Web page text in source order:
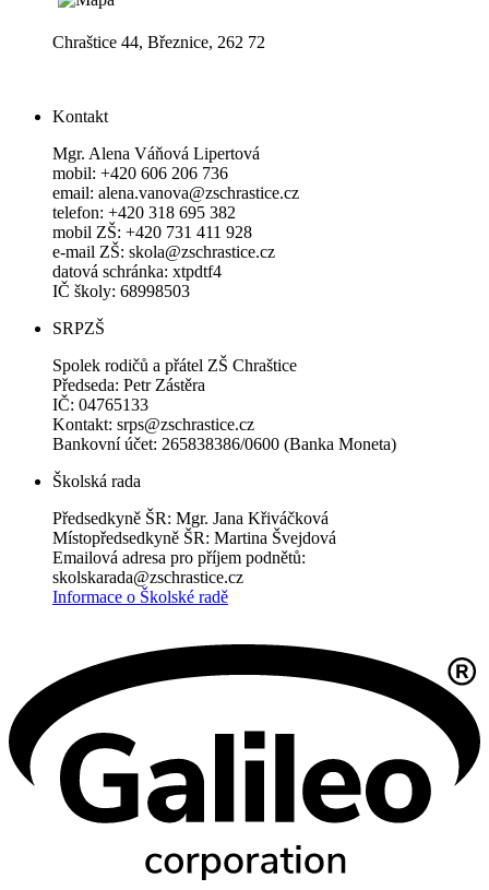
Chraštice 44, Březnice, 262 72
Kontakt
Mgr. Alena Váňová Lipertová
mobil: +420 606 206 736
email: alena.vanova@zschrastice.cz
telefon: +420 318 695 382
mobil ZŠ: +420 731 411 928
e-mail ZŠ: skola@zschrastice.cz
datová schránka: xtpdtf4
IČ školy: 68998503
SRPZŠ
Spolek rodičů a přátel ZŠ Chraštice
Předseda: Petr Zástěra
IČ: 04765133
Kontakt: srps@zschrastice.cz
Bankovní účet: 265838386/0600 (Banka Moneta)
Školská rada
Předsedkyně ŠR: Mgr. Jana Křiváčková
Místopředsedkyně ŠR: Martina Švejdová
Emailová adresa pro příjem podnětů:
skolskarada@zschrastice.cz
Informace o Školské radě